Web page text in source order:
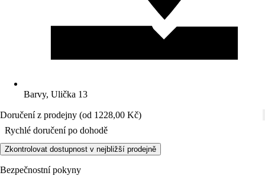
Barvy, Ulička 13
Doručení z prodejny (od 1228,00 Kč)
Rychlé doručení po dohodě
Zkontrolovat dostupnost v nejbližší prodejně
Bezpečnostní pokyny